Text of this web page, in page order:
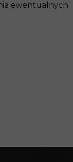
ewentualnych